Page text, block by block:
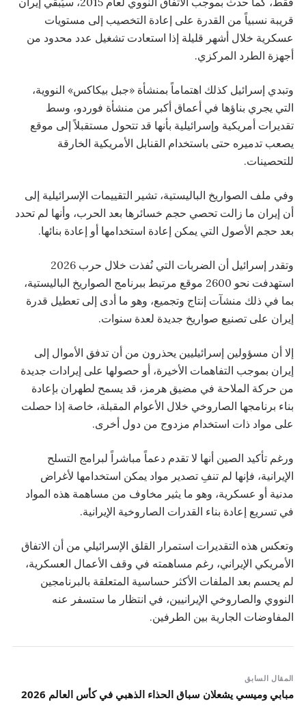
قريبة نسبياً من القدرة على إعادة التخصيب إلى مستويات
عسكرية خلال أشهر قليلة إذا استعادت تشغيل عدد محدود من
أجهزة الطرد المركزي.
وتبدي إسرائيل كذلك اهتماماً بمنشأة «جبل بيكاكس» النووية،
التي يجري بناؤها في أعماق أكبر من منشأة فوردو، وسط
تقديرات أمريكية وإسرائيلية بأنها قد تتحول مستقبلاً إلى موقع
يصعب تدميره حتى باستخدام القنابل الأمريكية الخارقة
للتحصينات.
وفي ملف الصواريخ الباليستية، تشير التقييمات الإسرائيلية إلى
أن إيران ما زالت تحصي حجم خسائرها بعد الحرب، وأنها لم تحدد
بعد حجم الأصول التي يمكن إعادة استخدامها أو إعادة بنائها.
وتقدر إسرائيل أن الضربات التي نُفذت خلال حرب 2026
استهدفت نحو 2600 موقع مرتبط ببرنامج الصواريخ الباليستية،
بما في ذلك منشآت إنتاج وتجميع، وهو ما أدى إلى تعطيل قدرة
إيران على تصنيع صواريخ جديدة لعدة سنوات.
إلا أن مسؤولين إسرائيليين يحذرون من أن تدفق الأموال إلى
إيران بموجب التفاهمات الأخيرة، أو حصولها على إيرادات جديدة
من حركة الملاحة في مضيق هرمز، قد يسمح لطهران بإعادة
بناء برنامجها الصاروخي خلال الأعوام المقبلة، خاصة إذا حصلت
على مواد ذات استخدام مزدوج من دول أخرى.
ورغم تأكيد الصين أنها لا تقدم دعماً مباشراً لبرامج التسلح
الإيرانية، فإنها لم تنفِ تصدير مواد يمكن استخدامها لأغراض
مدنية أو عسكرية، وهو ما يثير مخاوف من مساهمة هذه المواد
في تسريع إعادة بناء القدرات الصاروخية الإيرانية.
وتعكس هذه التقديرات استمرار القلق الإسرائيلي من أن الاتفاق
الأمريكي الإيراني، رغم مساهمته في وقف الأعمال العسكرية،
لم يحسم بعد الملفات الأكثر حساسية المتعلقة بالبرنامجين
النووي والصاروخي الإيرانيين، في انتظار ما ستسفر عنه
المفاوضات الجارية بين الطرفين.
المقال السابق
مبابي وميسي يشعلان سباق الحذاء الذهبي في كأس العالم 2026